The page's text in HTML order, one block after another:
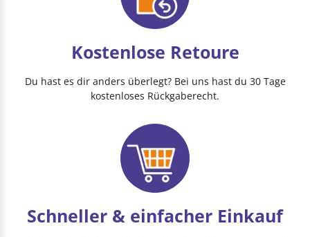
Kostenlose Retoure
Du hast es dir anders überlegt? Bei uns hast du 30 Tage
kostenloses Rückgaberecht.
Schneller & einfacher Einkauf